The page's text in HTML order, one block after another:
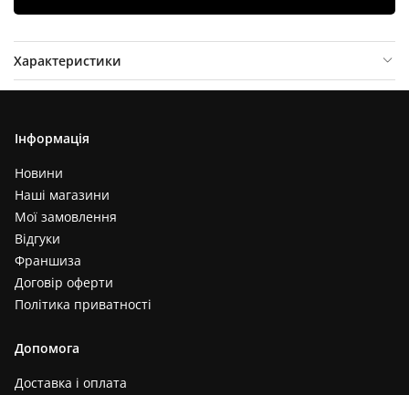
Характеристики
Відгуки (0)
Інформація
Новини
Наші магазини
Мої замовлення
Відгуки
Франшиза
Договір оферти
Політика приватності
Допомога
Доставка і оплата